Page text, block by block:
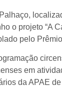
o projeto “A
pelo
em
da APAE